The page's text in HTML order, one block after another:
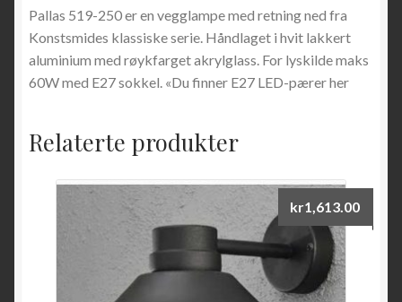
Pallas 519-250 er en vegglampe med retning ned fra
Konstsmides klassiske serie. Håndlaget i hvit lakkert
aluminium med røykfarget akrylglass. For lyskilde maks
60W med E27 sokkel. «Du finner E27 LED-pærer her
Relaterte produkter
kr1,613.00